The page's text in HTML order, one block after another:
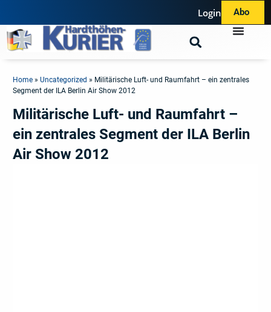
Login Abo
Home »Uncategorized » Militärische Luft- und Raumfahrt – ein zentrales
Segment der ILA Berlin Air Show 2012
Militärische Luft- und Raumfahrt –
ein zentrales Segment der ILA Berlin
Air Show 2012